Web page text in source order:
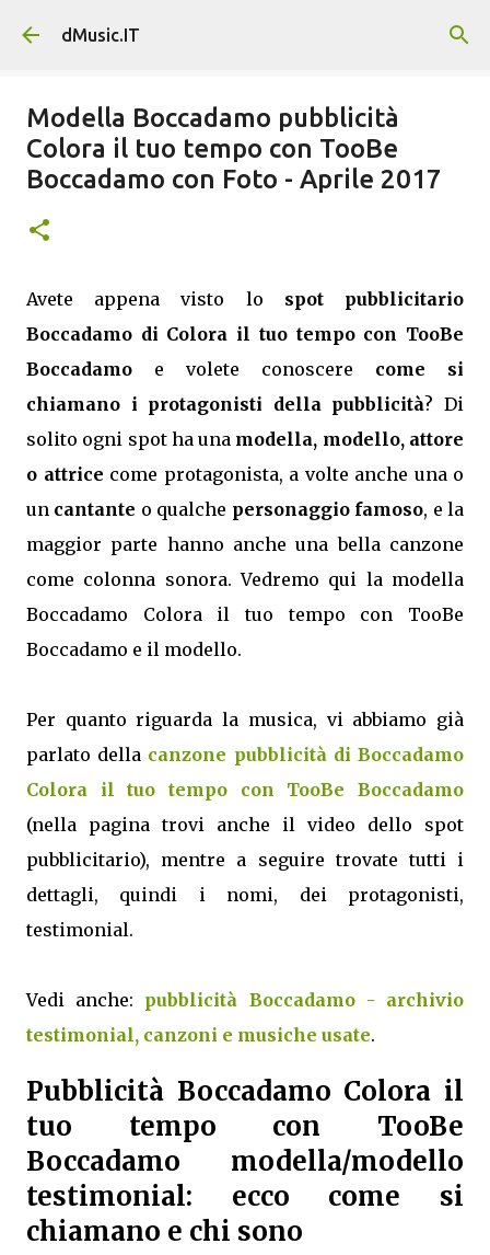
Passa ai contenuti principali
dMusic.IT
Modella Boccadamo pubblicità
Colora il tuo tempo con TooBe
Boccadamo con Foto - Aprile 2017
Avete appena visto lo spot pubblicitario
Boccadamo di Colora il tuo tempo con TooBe
Boccadamo e volete conoscere come si
chiamano i protagonisti della pubblicità? Di
solito ogni spot ha una modella, modello, attore
o attrice come protagonista, a volte anche una o
un cantante o qualche personaggio famoso, e la
maggior parte hanno anche una bella canzone
come colonna sonora. Vedremo qui la modella
Boccadamo Colora il tuo tempo con TooBe
Boccadamo e il modello.
Per quanto riguarda la musica, vi abbiamo già
parlato della canzone pubblicità di Boccadamo
Colora il tuo tempo con TooBe Boccadamo
(nella pagina trovi anche il video dello spot
pubblicitario), mentre a seguire trovate tutti i
dettagli, quindi i nomi, dei protagonisti,
testimonial.
Vedi anche: pubblicità Boccadamo - archivio
testimonial, canzoni e musiche usate.
Pubblicità Boccadamo Colora il
tuo tempo con TooBe
Boccadamo modella/modello
testimonial: ecco come si
chiamano e chi sono